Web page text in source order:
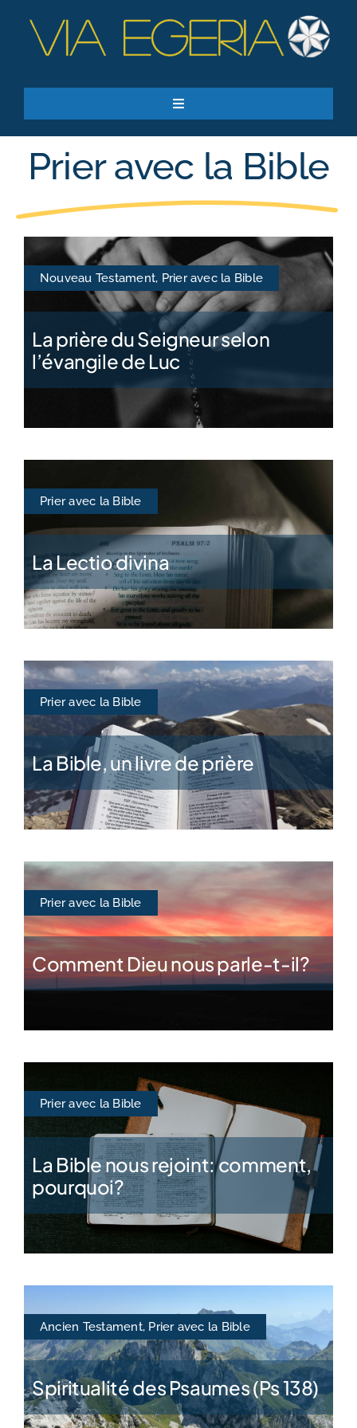
contenu
Toggle
Accueil
Ressources
Qui sommes-nous ?
Je donne
RECHERCHER:
S’inscrire à la newsletter
Prier avec la Bible
Nouveau Testament, Prier avec la Bible
La prière du Seigneur selon
l’évangile de Luc
Prier avec la Bible
La Lectio divina
Prier avec la Bible
La Bible, un livre de prière
Prier avec la Bible
Comment Dieu nous parle-t-il?
Prier avec la Bible
La Bible nous rejoint: comment,
pourquoi?
Ancien Testament, Prier avec la Bible
Spiritualité des Psaumes (Ps 138)